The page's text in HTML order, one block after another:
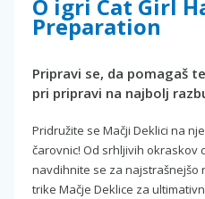
O igri Cat Girl
Preparation
Pripravi se, da pomagaš
pri pripravi na najbolj
Pridružite se Mačji Deklici na
čarovnic! Od srhljivih okraskov
navdihnite se za najstrašnejšo
trike Mačje Deklice za